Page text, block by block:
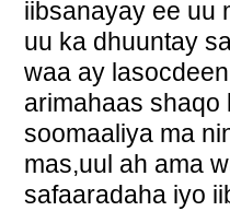
iibsanayay ee uu
uu ka dhuuntay
waa ay
arimahaas shaqo
soomaaliya ma
mas,uul ah ama
safaaradaha iyo